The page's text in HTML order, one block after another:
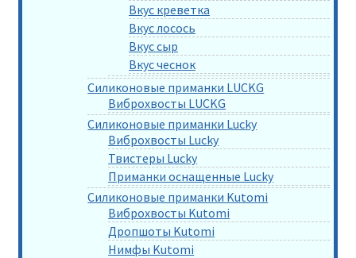
Вкус креветка
Вкус лосось
Вкус сыр
Вкус чеснок
Силиконовые приманки LUCKG
Виброхвосты LUCKG
Силиконовые приманки Lucky
Виброхвосты Lucky
Твистеры Lucky
Приманки оснащенные Lucky
Силиконовые приманки Kutomi
Виброхвосты Kutomi
Дропшоты Kutomi
Нимфы Kutomi